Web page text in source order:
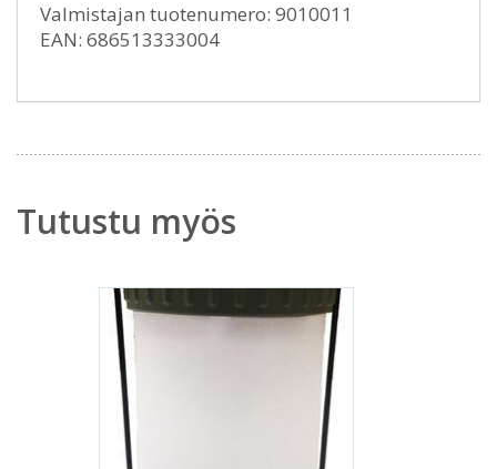
Valmistajan tuotenumero: 9010011
EAN: 686513333004
Tutustu myös